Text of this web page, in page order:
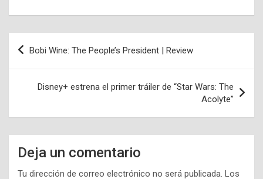
Navegación
de
Bobi Wine: The People’s President | Review
Disney+ estrena el primer tráiler de “Star Wars: The
Acolyte”
Deja un comentario
Tu dirección de correo electrónico no será publicada. Los